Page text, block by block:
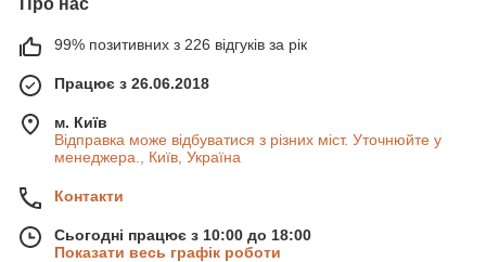
99% позитивних з 226 відгуків за рік
Працює з 26.06.2018
м. Київ
Відправка може відбуватися з різних міст. Уточнюйте у
менеджера., Київ, Україна
Контакти
Сьогодні працює з 10:00 до 18:00
Показати весь графік роботи